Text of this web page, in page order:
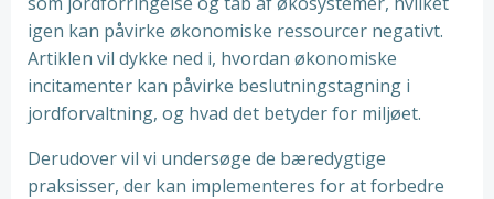
igen kan påvirke økonomiske ressourcer negativt.
Artiklen vil dykke ned i, hvordan økonomiske
incitamenter kan påvirke beslutningstagning i
jordforvaltning, og hvad det betyder for miljøet.
Derudover vil vi undersøge de bæredygtige
praksisser, der kan implementeres for at forbedre